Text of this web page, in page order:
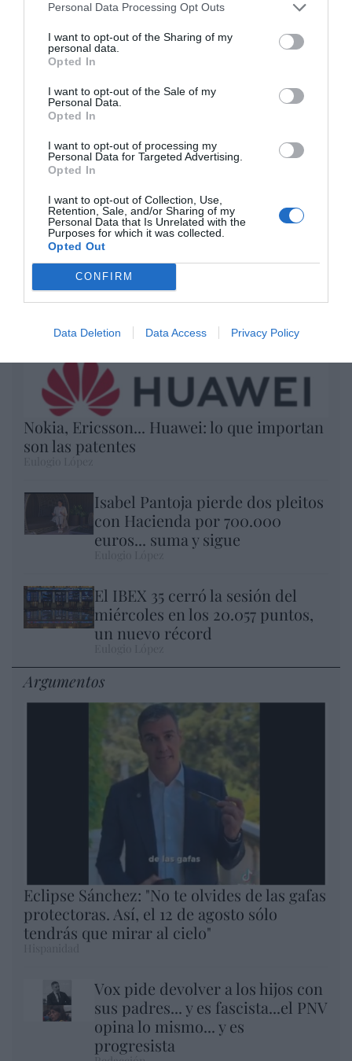
Personal Data Processing Opt Outs
I want to opt-out of the Sharing of my
personal data.
Opted In
I want to opt-out of the Sale of my
Personal Data.
Opted In
I want to opt-out of processing my
Personal Data for Targeted Advertising.
Opted In
I want to opt-out of Collection, Use,
Retention, Sale, and/or Sharing of my
Personal Data that Is Unrelated with the
Purposes for which it was collected.
Opted Out
CONFIRM
Data Deletion Data Access Privacy Policy
Diario de la corrupción sanchista. Hazte
Oír se manifiesta delante de La Mareta:
“Pedro Sánchez es un criminal”
por Redacción
Artículos anteriores
Opinión
Enormes minucias
por Eulogio López
Nokia, Ericsson... Huawei: lo que importan
son las patentes
Isabel Pantoja pierde dos pleitos
con Hacienda por 700.000
euros... suma y sigue
El IBEX 35 cerró la sesión del
miércoles en los 20.057 puntos,
un nuevo récord
Argumentos
Eclipse Sánchez: "No te olvides de las gafas
protectoras. Así, el 12 de agosto sólo
tendrás que mirar al cielo"
Vox pide devolver a los hijos con
sus padres... y es fascista...el PNV
opina lo mismo... y es
progresista